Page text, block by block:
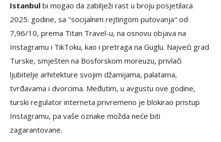
Istanbul bi mogao da zabilježi rast u broju posjetilaca
2025. godine, sa "socijalnim rejtingom putovanja" od
7,96/10, prema Titan Travel-u, na osnovu objava na
Instagramu i TikToku, kao i pretraga na Guglu. Najveći grad
Turske, smješten na Bosforskom moreuzu, privlači
ljubitelje arhitekture svojim džamijama, palatama,
tvrđavama i dvorcima. Međutim, u avgustu ove godine,
turski regulator interneta privremeno je blokirao pristup
Instagramu, pa vaše oznake možda neće biti
zagarantovane.